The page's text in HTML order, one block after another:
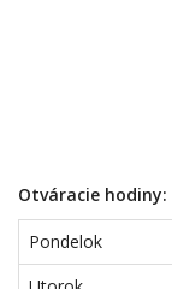
Otváracie hodiny:
Pondelok